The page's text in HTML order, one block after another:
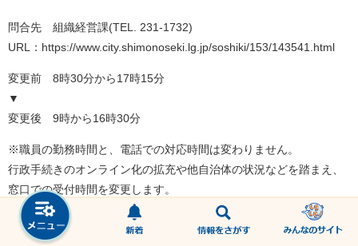
問合先 組織経営課(TEL. 231-1732)
URL：https://www.city.shimonoseki.lg.jp/soshiki/153/143541.html
変更前 8時30分から17時15分
▼
変更後 9時から16時30分
※職員の勤務時間と、電話での対応時間は変わりません。
行政手続きのオンライン化の拡充や他自治体の状況などを踏まえ、
窓口での受付時間を変更します。
今後も、市役所に行かなくてもできる手続きを増やし、より便利に
なるように取り組みます。ご理解ご協力をお願いします。